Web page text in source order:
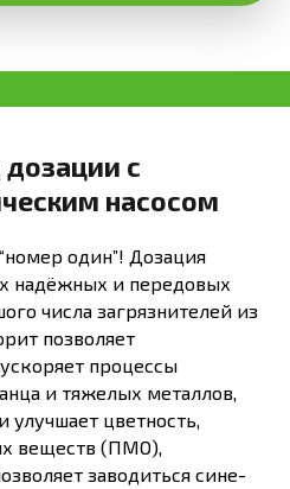
с
насосом
один”! Дозация
надёжных и передовых
числа загрязнителей из
позволяет
процессы
и тяжелых металлов,
улучшает цветность,
веществ (ПМО),
заводиться сине-